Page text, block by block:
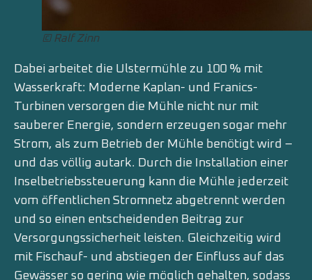
© Ralf Zinn
Dabei arbeitet die Ulstermühle zu 100 % mit
Wasserkraft: Moderne Kaplan- und Franics-
Turbinen versorgen die Mühle nicht nur mit
sauberer Energie, sondern erzeugen sogar mehr
Strom, als zum Betrieb der Mühle benötigt wird –
und das völlig autark. Durch die Installation einer
Inselbetriebssteuerung kann die Mühle jederzeit
vom öffentlichen Stromnetz abgetrennt werden
und so einen entscheidenden Beitrag zur
Versorgungssicherheit leisten. Gleichzeitig wird
mit Fischauf- und abstiegen der Einfluss auf das
Gewässer so gering wie möglich gehalten, sodass